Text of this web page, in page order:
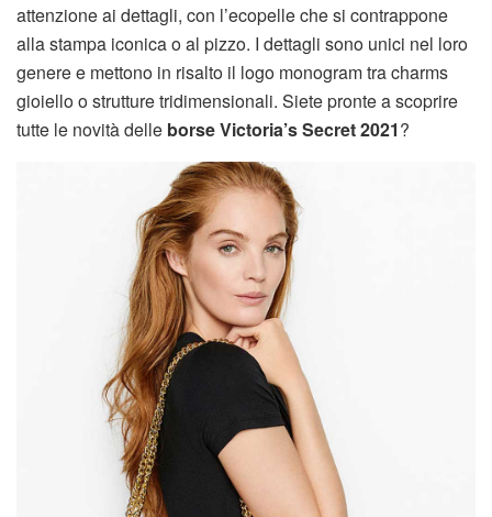
attenzione ai dettagli, con l’ecopelle che si contrappone
alla stampa iconica o al pizzo. I dettagli sono unici nel loro
genere e mettono in risalto il logo monogram tra charms
gioiello o strutture tridimensionali. Siete pronte a scoprire
tutte le novità delle borse Victoria’s Secret 2021?